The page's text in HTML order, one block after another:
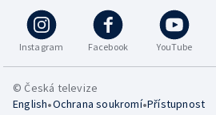
Instagram Facebook YouTube
© Česká televize
English•Ochrana soukromí•Přístupnost